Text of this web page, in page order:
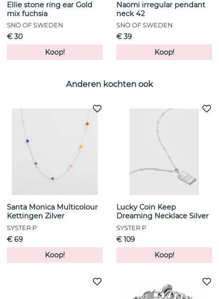
Ellie stone ring ear Gold
mix fuchsia
SNÖ OF SWEDEN
€ 30
Koop!
Naomi irregular pendant
neck 42
SNÖ OF SWEDEN
€ 39
Koop!
Anderen kochten ook
Santa Monica Multicolour
Kettingen Zilver
SYSTER P
€ 69
Koop!
Lucky Coin Keep
Dreaming Necklace Silver
SYSTER P
€ 109
Koop!